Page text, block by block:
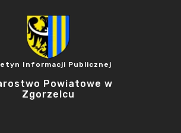
Informacji Publicznej
Powiatowe w
Zgorzelcu